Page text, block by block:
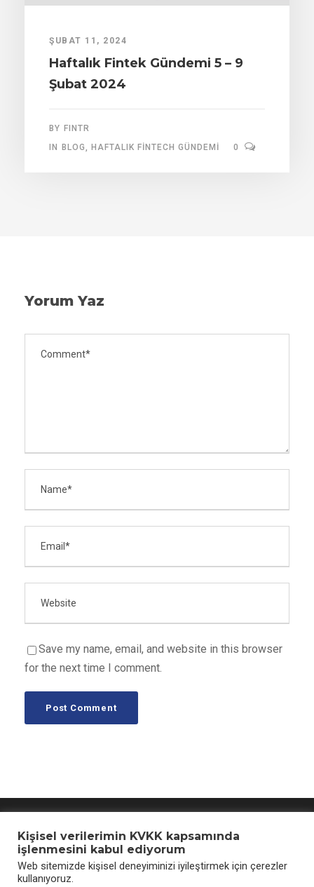
ŞUBAT 11, 2024
Haftalık Fintek Gündemi 5 – 9
Şubat 2024
BY FINTR
IN
BLOG, HAFTALIK FINTECH GÜNDEMI 0
Yorum Yaz
Save my name, email, and website in this browser
for the next time I comment.
Kişisel verilerimin KVKK kapsamında
işlenmesini kabul ediyorum
Web sitemizde kişisel deneyiminizi iyileştirmek için çerezler
kullanıyoruz.